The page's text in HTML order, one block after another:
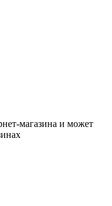
магазина и может